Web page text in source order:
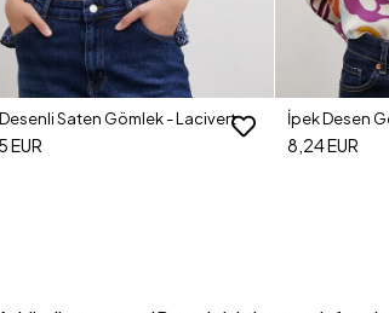
Desen Gömlek - Mor
EUR
Basic Saten
8,20 EUR